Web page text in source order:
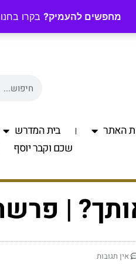
מחפשים להעמיק? בקרו
האתר בית המדרש
שכם וקבר יוסף
|
אין תגובות